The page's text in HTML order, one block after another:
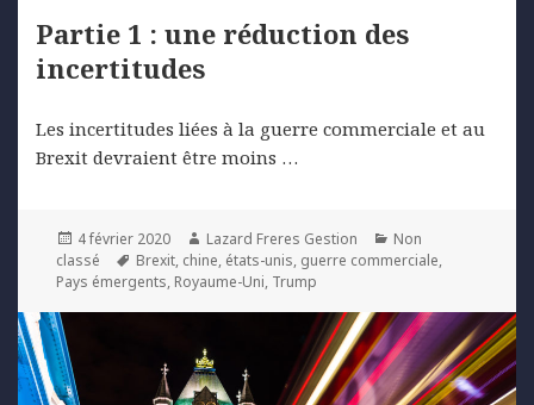
Partie 1 : une réduction des
incertitudes
Les incertitudes liées à la guerre commerciale et au
Brexit devraient être moins …
Posted
on
4 février 2020 Author
Lazard Freres Gestion Categories
Non
classé
Tags
Brexit, chine, états-unis, guerre commerciale,
Pays émergents, Royaume-Uni, Trump